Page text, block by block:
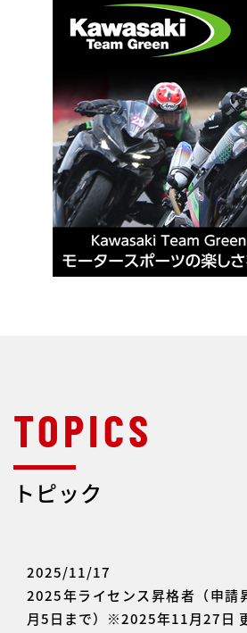
トピック
2025/11/17
2025年ライセンス昇格者（申請
月5日まで）※2025年11月27日